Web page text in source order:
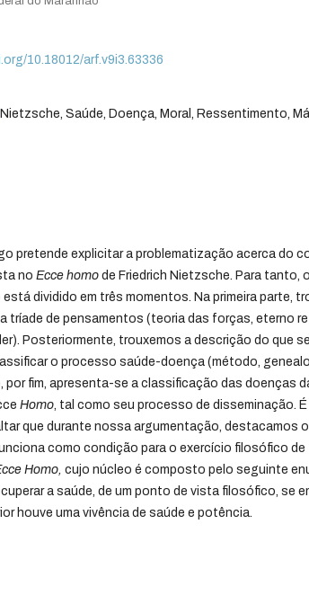
10.18012/arf.v9i3.63336
Nietzsche, Saúde, Doença, Moral, Ressentimento, Má
pretende explicitar a problematização acerca do
noEcce homode Friedrich Nietzsche. Para tanto, o
dividido em três momentos. Na primeira parte,
tríade de pensamentos (teoria das forças, eterno
Posteriormente, trouxemos a descrição do que
o processo saúde-doença (método,
por fim, apresenta-se a classificação das doenças
Homo , tal como seu processo de disseminação. É
que durante nossa argumentação, destacamos o
como condição para o exercício filosófico de
Homo,cujo núcleo é composto pelo seguinte
a saúde, de um ponto de vista filosófico, se
houve uma vivência de saúde e potência.